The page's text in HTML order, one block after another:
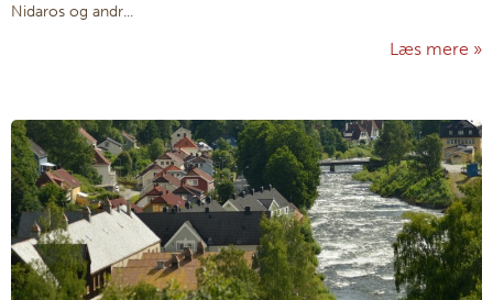
Nidaros og andr...
Læs mere